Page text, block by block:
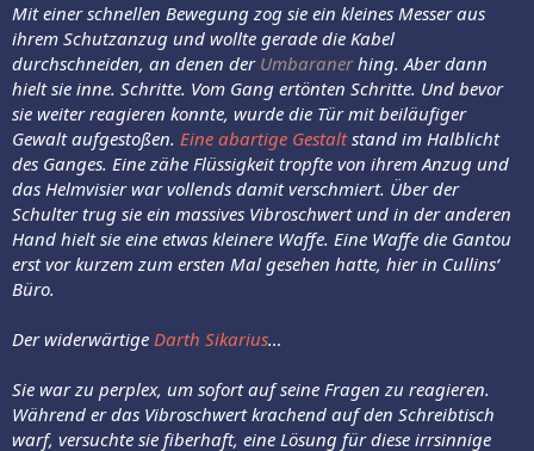
Mit einer schnellen Bewegung zog sie ein kleines Messer aus
ihrem Schutzanzug und wollte gerade die Kabel
durchschneiden, an denen der Umbaranerhing. Aber dann
hielt sie inne. Schritte. Vom Gang ertönten Schritte. Und bevor
sie weiter reagieren konnte, wurde die Tür mit beiläufiger
Gewalt aufgestoßen. Eine abartige Gestaltstand im Halblicht
des Ganges. Eine zähe Flüssigkeit tropfte von ihrem Anzug und
das Helmvisier war vollends damit verschmiert. Über der
Schulter trug sie ein massives Vibroschwert und in der anderen
Hand hielt sie eine etwas kleinere Waffe. Eine Waffe die Gantou
erst vor kurzem zum ersten Mal gesehen hatte, hier in Cullins‘
Büro.
Der widerwärtige Darth Sikarius…
Sie war zu perplex, um sofort auf seine Fragen zu reagieren.
Während er das Vibroschwert krachend auf den Schreibtisch
warf, versuchte sie fiberhaft, eine Lösung für diese irrsinnige